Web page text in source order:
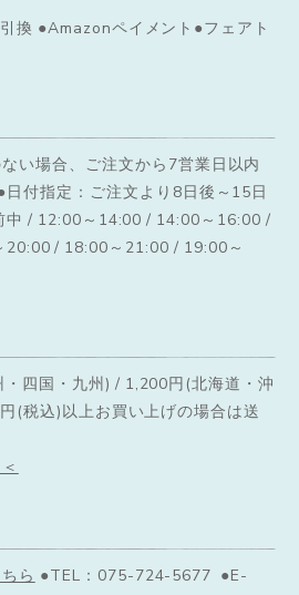
換 ●Amazonペイメント●フェアト
い場合、ご注文から7営業日以内
日付指定：ご注文より8日後～15日
中 / 12:00～14:00 / 14:00～16:00 /
/ 18:00～21:00 / 19:00～
四国・九州) / 1,200円(北海道・沖
(税込)以上お買い上げの場合は送
ら ●TEL：075-724-5677 ●E-